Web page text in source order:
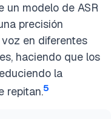
un modelo de ASR
precisión
en diferentes
haciendo que los
la
repitan.5